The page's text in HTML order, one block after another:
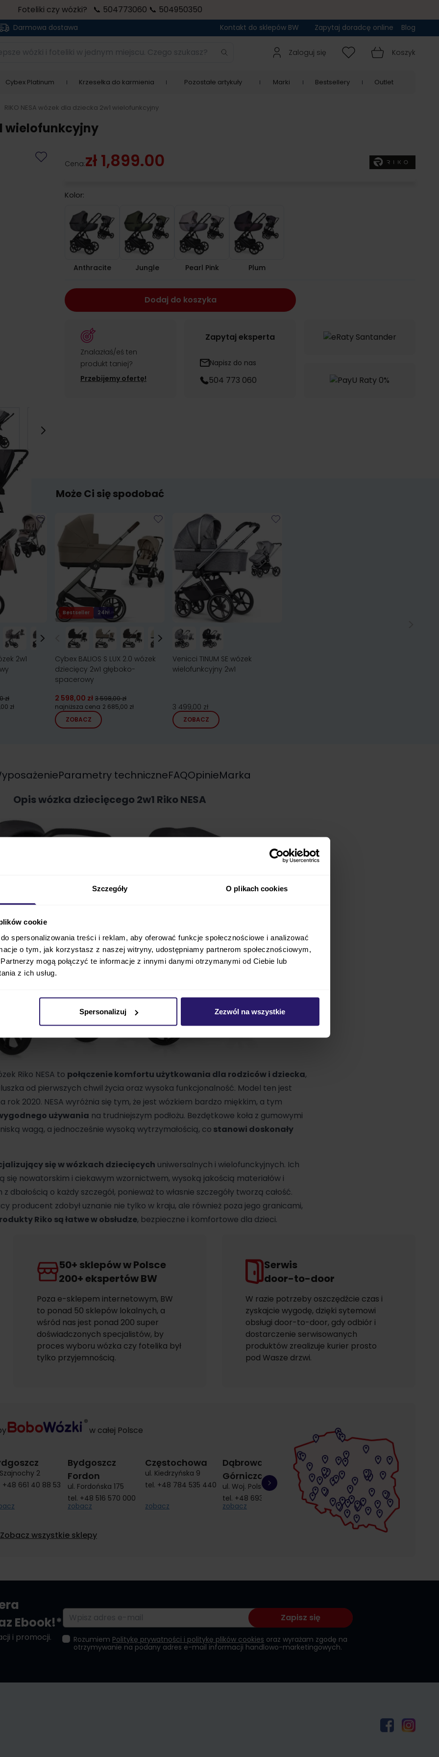
Szczegóły O plikach cookies
cookie
spersonalizowania treści i reklam, aby oferować funkcje społecznościowe i analizować
o tym, jak korzystasz z naszej witryny, udostępniamy partnerom społecznościowym,
mogą połączyć te informacje z innymi danymi otrzymanymi od Ciebie lub
z ich usług.
Spersonalizuj Zezwól na wszystkie
Foteliki czy wózki? 📞 504773060 📞 504950350
Darmowa dostawa Kontakt do sklepów BW Zapytaj doradcę online Blog
wózki i foteliki w jednym miejscu. Czego szukasz? Zaloguj się Koszyk
Cybex Platinum Krzesełka do karmienia Pozostałe artykuły Marki Bestsellery Outlet
RIKO NESA wózek dla dziecka 2w1 wielofunkcyjny
wielofunkcyjny
Cena:zł 1,899.00
Kolor:
Anthracite
Anthracite
Jungle
Jungle
Pearl Pink
Pearl Pink
Plum
Plum
Dodaj do koszyka
Znalazłaś/eś ten
produkt taniej?
Przebijemy ofertę!
Zapytaj eksperta
Napisz do nas
504 773 060
Może Ci się spodobać
2w1
zł
zł
Bestseller 24h!
Cybex BALIOS S LUX 2.0 wózek
dziecięcy 2w1 głęboko-
spacerowy
2 598,00 zł 3 598,00 zł
najniższa cena 2 685,00 zł
ZOBACZ
Venicci TINUM SE wózek
wielofunkcyjny 2w1
3 499,00 zł
ZOBACZ
Opis wózka dziecięcego 2w1 Riko NESA
Riko NESA to połączenie komfortu użytkowania dla rodziców i dziecka,
od pierwszych chwil życia oraz wysoka funkcjonalność. Model ten jest
2020. NESA wyróżnia się tym, że jest wózkiem bardzo miękkim, a tym
używania na trudniejszym podłożu. Bezdętkowe koła z gumowymi
wagą, a jednocześnie wysoką wytrzymałością, co stanowi doskonały
się w wózkach dziecięcych uniwersalnych i wielofunckyjnych. Ich
nowatorskim i ciekawym wzornictwem, wysoką jakością materiałów i
dbałością o każdy szczegół, ponieważ to własnie szczegóły tworzą całość.
producent zdobył uznanie nie tylko w kraju, ale również poza jego granicami,
Riko są łatwe w obsłudze, bezpieczne i komfortowe dla dzieci.
Parametry techniczneFAQOpinieMarka
50+ sklepów w Polsce
200+ ekspertów BW
Poza e-sklepem internetowym, BW
to ponad 50 sklepów lokalnych, a
wśród nas jest ponad 200 super
doświadczonych specjalistów, by
proces wyboru wózka czy fotelika był
tylko przyjemnością.
Serwis
door-to-door
W razie potrzeby oszczędźcie czas i
zyskajcie wygodę, dzięki sytemowi
obsługi door-to-door, gdy odbiór i
dostarczenie serwisowanych
produktów zrealizuje kurier prosto
pod Wasze drzwi.
w całej Polsce
2
+48 661 40 88 53
Bydgoszcz
Fordon
ul. Fordońska 175
tel. +48 516 570 000
zobacz
Częstochowa
ul. Kiedrzyńska 9
tel. +48 784 535 440
zobacz
Dąbrowa
Górnicza
ul. Woj. Polskiego 3
tel. +48 693 692 414
zobacz
Gdańsk
Łostowice
ul. Łostowicka 4
tel. +48 504 968 360
zobacz
Gdańsk
Przymorze
ul. Kołobrzeska 30
tel. +48 510 857
zobacz
Zobacz wszystkie sklepy
Ebook!*
i promocji.
Adres e-mail
Rozumiem Politykę prywatności i politykę plików cookies oraz wyrażam zgodę na
otrzymywanie na podany adres e-mail informacji handlowo-marketingowych.
Zapisz się